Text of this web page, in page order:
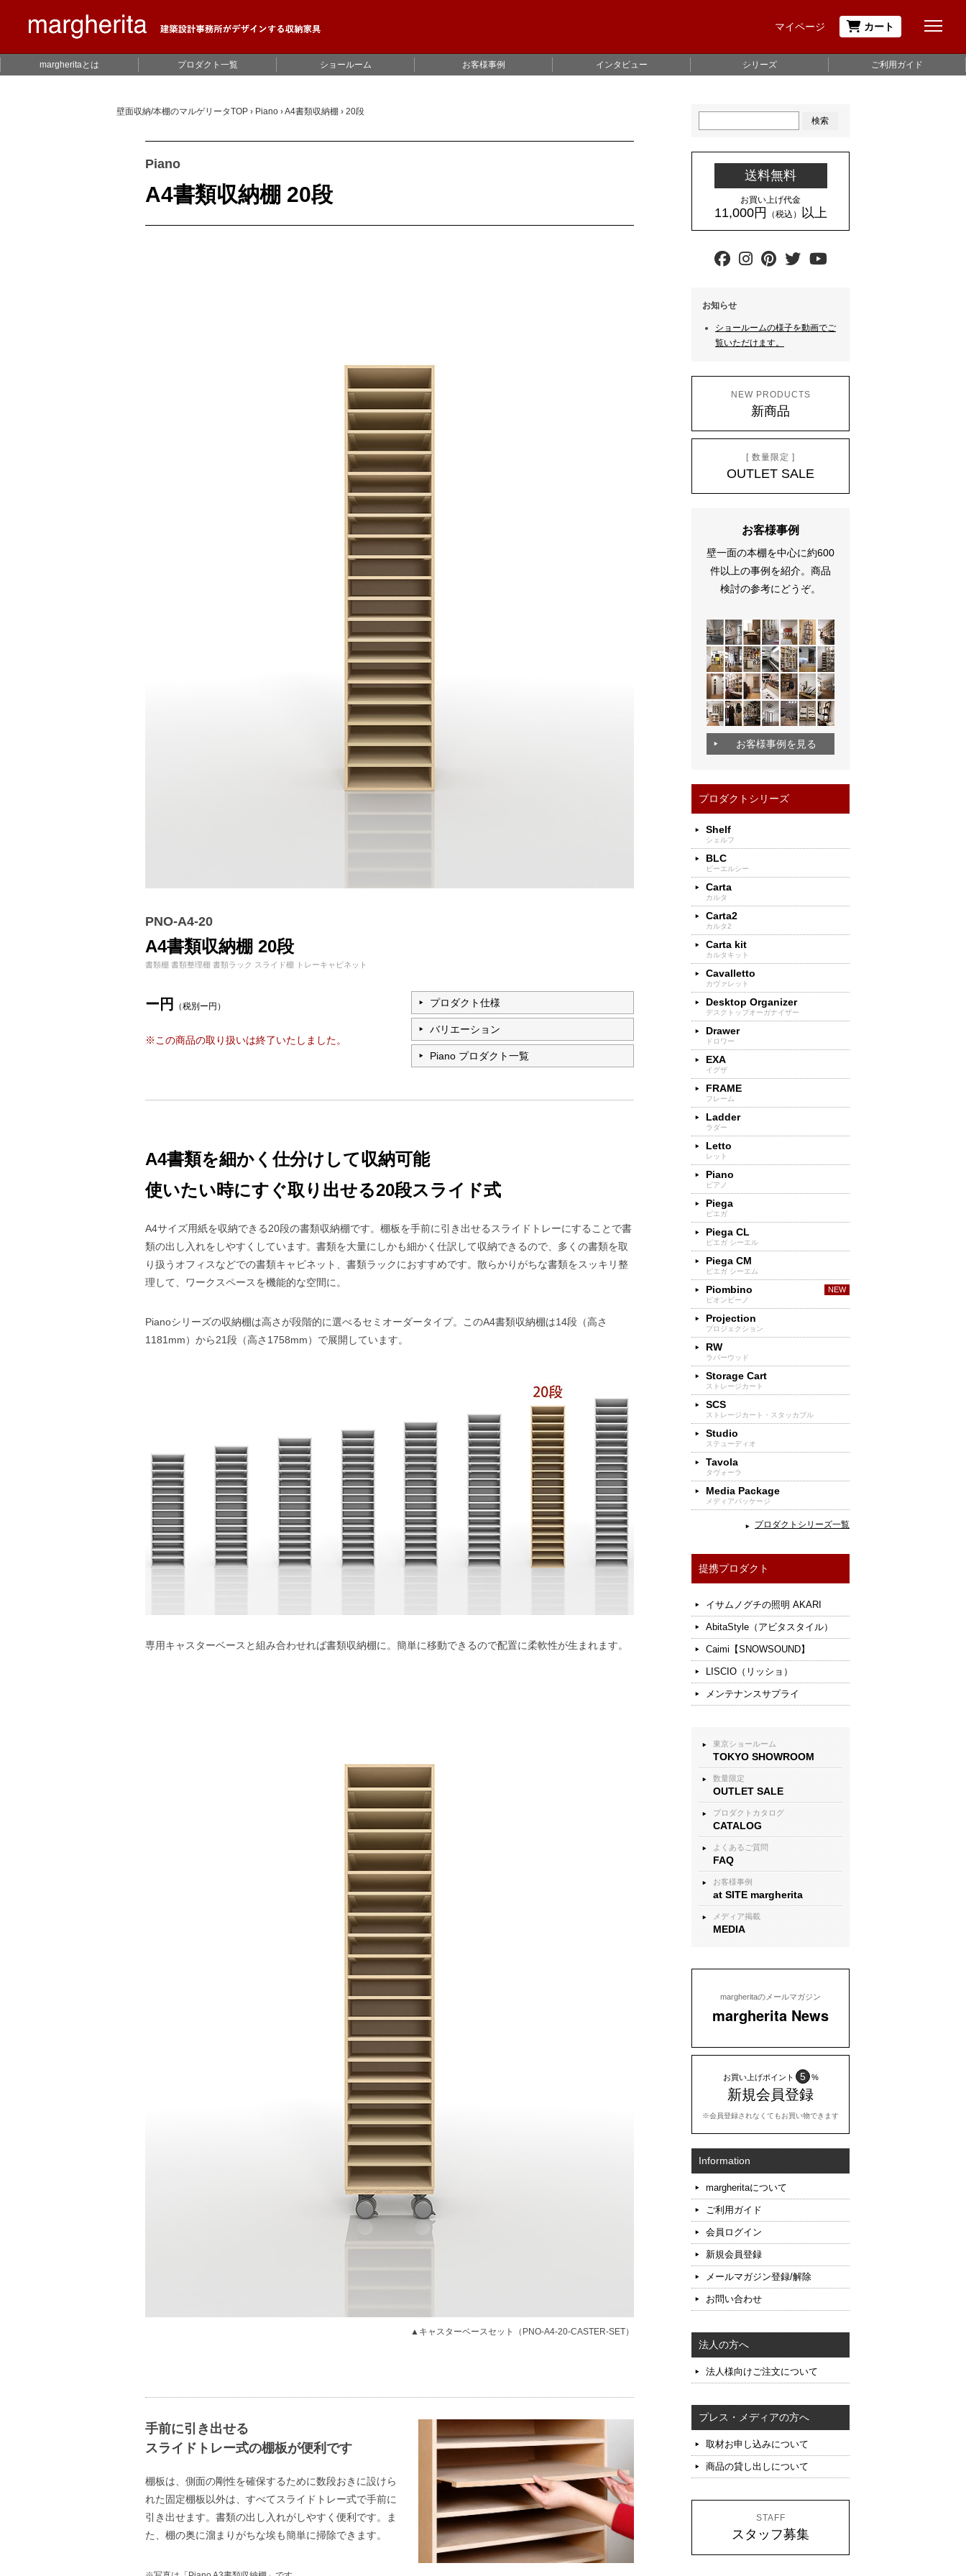
マイページ カート
margheritaとは プロダクト一覧 ショールーム お客様事例 インタビュー シリーズ ご利用ガイド
壁面収納/本棚のマルゲリータTOP › Piano ›A4書類収納棚 › 20段
Piano
A4書類収納棚 20段
PNO-A4-20
A4書類収納棚 20段
書類棚 書類整理棚 書類ラック スライド棚 トレーキャビネット
ー円 （税別ー円）
※この商品の取り扱いは終了いたしました。
プロダクト仕様
バリエーション
Piano プロダクト一覧
A4書類を細かく仕分けして収納可能
使いたい時にすぐ取り出せる20段スライド式
A4サイズ用紙を収納できる20段の書類収納棚です。棚板を手前に引き出せるスライドトレーにすることで書
類の出し入れをしやすくしています。書類を大量にしかも細かく仕訳して収納できるので、多くの書類を取
り扱うオフィスなどでの書類キャビネット、書類ラックにおすすめです。散らかりがちな書類をスッキリ整
理して、ワークスペースを機能的な空間に。
Pianoシリーズの収納棚は高さが段階的に選べるセミオーダータイプ。このA4書類収納棚は14段（高さ
1181mm）から21段（高さ1758mm）で展開しています。
専用キャスターベースと組み合わせれば書類収納棚に。簡単に移動できるので配置に柔軟性が生まれます。
▲キャスターベースセット（PNO-A4-20-CASTER-SET）
手前に引き出せる
スライドトレー式の棚板が便利です
棚板は、側面の剛性を確保するために数段おきに設けら
れた固定棚板以外は、すべてスライドトレー式で手前に
引き出せます。書類の出し入れがしやすく便利です。ま
た、棚の奥に溜まりがちな埃も簡単に掃除できます。
検索
送料無料
お買い上げ代金
11,000円 （税込） 以上
お知らせ
ショールームの様子を動画でご
覧いただけます。
NEW PRODUCTS
新商品
[ 数量限定 ]
OUTLET SALE
お客様事例
壁一面の本棚を中心に約600
件以上の事例を紹介。商品
検討の参考にどうぞ。
お客様事例を見る
プロダクトシリーズ
Shelf
シェルフ
BLC
ビーエルシー
Carta
カルタ
Carta2
カルタ2
Carta kit
カルタキット
Cavalletto
カヴァレット
Desktop Organizer
デスクトップオーガナイザー
Drawer
ドロワー
EXA
イグザ
FRAME
フレーム
Ladder
ラダー
Letto
レット
Piano
ピアノ
Piega
ピエガ
Piega CL
ピエガ シーエル
Piega CM
ピエガ シーエム
Piombino
ピオンビーノ
Projection
プロジェクション
RW
ラバーウッド
Storage Cart
ストレージカート
SCS
ストレージカート・スタッカブル
Studio
ステューディオ
Tavola
タヴォーラ
Media Package
メディアパッケージ
プロダクトシリーズ一覧
提携プロダクト
イサムノグチの照明 AKARI
AbitaStyle（アビタスタイル）
Caimi【SNOWSOUND】
LISCIO（リッショ）
メンテナンスサプライ
東京ショールーム
TOKYO SHOWROOM
数量限定
OUTLET SALE
プロダクトカタログ
CATALOG
よくあるご質問
FAQ
お客様事例
at SITE margherita
メディア掲載
MEDIA
margheritaのメールマガジン
margherita News
お買い上げポイント 5 %
新規会員登録
※会員登録されなくてもお買い物できます
Information
margheritaについて
ご利用ガイド
会員ログイン
新規会員登録
メールマガジン登録/解除
お問い合わせ
法人の方へ
法人様向けご注文について
プレス・メディアの方へ
取材お申し込みについて
商品の貸し出しについて
STAFF
スタッフ募集